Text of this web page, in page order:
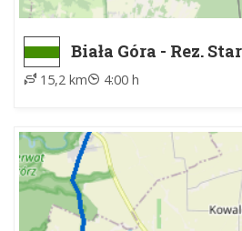
Biała Góra - Rez.
15,2 km 4:00 h